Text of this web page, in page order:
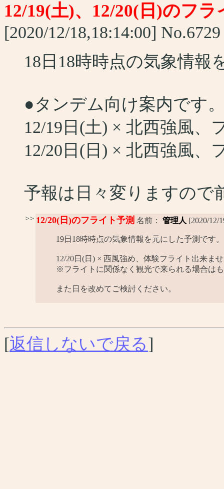
12/19(土)、12/20(日)のフラ
[2020/12/18,18:14:00] No.6729
18日18時時点の気象情報
●タンデム向け案内です
12/19日(土) × 北西強風、
12/20日(日) × 北西強風、
予報は日々変りますので
>> 12/20(日)のフライト予測 名前： 管理人 [2020/12/
19日18時時点の気象情報を元にした予測です。
12/20日(日) × 西風強め、体験フライト出来ま
※フライトに関係なく観光で来られる場合は
また日を改めてご検討ください。
[返信しないで戻る]